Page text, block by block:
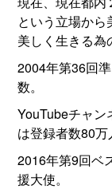
という立場から
美しく生きる為
2004年第36回
数。
YouTubeチャン
は登録者数80万
2016年第9回ベ
援大使。